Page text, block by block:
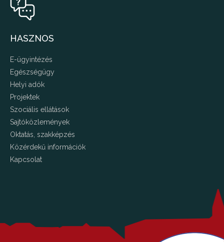
HASZNOS
E-ügyintézés
Egészségügy
Helyi adók
Projektek
Szociális ellátások
Sajtóközlemények
Oktatás, szakképzés
Közérdekű információk
Kapcsolat